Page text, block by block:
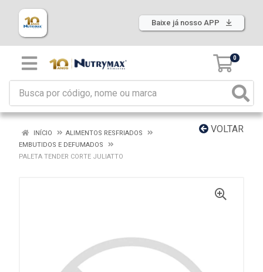
Baixe já nosso APP
0
VOLTAR
INÍCIO
ALIMENTOS RESFRIADOS
EMBUTIDOS E DEFUMADOS
PALETA TENDER CORTE JULIATTO